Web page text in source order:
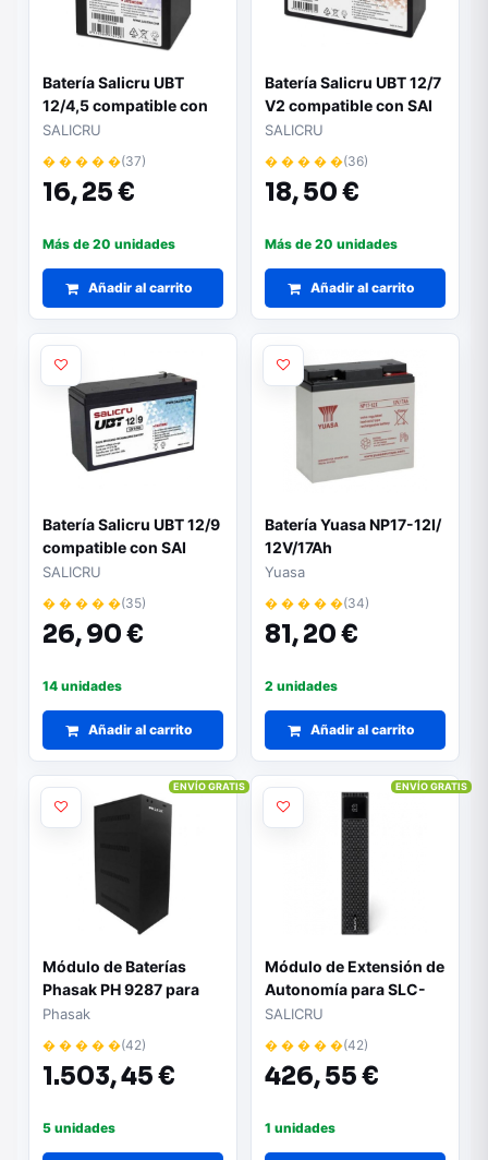
Batería Salicru UBT
12/4,5 compatible con
SAI Salicru según
especificaciones
SALICRU
� � � � �(37)
16,25 €
Más de 20 unidades
Añadir al carrito
Batería Salicru UBT 12/7
V2 compatible con SAI
Salicru según
especificaciones
SALICRU
� � � � �(36)
18,50 €
Más de 20 unidades
Añadir al carrito
Batería Salicru UBT 12/9
compatible con SAI
Salicru según
especificaciones
SALICRU
� � � � �(35)
26,90 €
14 unidades
Añadir al carrito
Batería Yuasa NP17-12I/
12V/17Ah
Yuasa
� � � � �(34)
81,20 €
2 unidades
Añadir al carrito
Módulo de Baterías
Phasak PH 9287 para
SAI Modelo PH 9286
Phasak
� � � � �(42)
1.503,45 €
5 unidades
ENVÍO GRATIS
Módulo de Extensión de
Autonomía para SLC-
1500-TWIN RT3 (B1)
Salicru 6B4BT000002
SALICRU
� � � � �(42)
426,55 €
1 unidades
ENVÍO GRATIS